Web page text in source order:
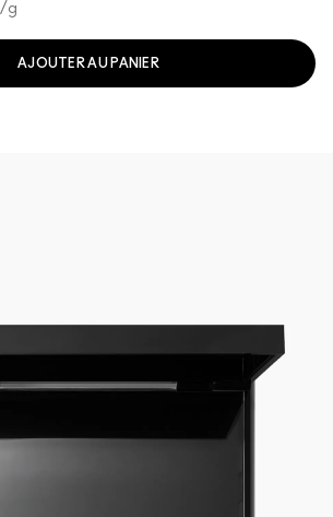
/g
AJOUTER AU PANIER